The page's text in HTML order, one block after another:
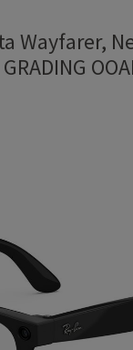
Wayfarer,
GRADING